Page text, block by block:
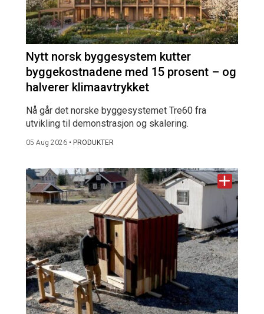
Nytt norsk byggesystem kutter
byggekostnadene med 15 prosent – og
halverer klimaavtrykket
Nå går det norske byggesystemet Tre60 fra
utvikling til demonstrasjon og skalering.
05 Aug 2026 • PRODUKTER